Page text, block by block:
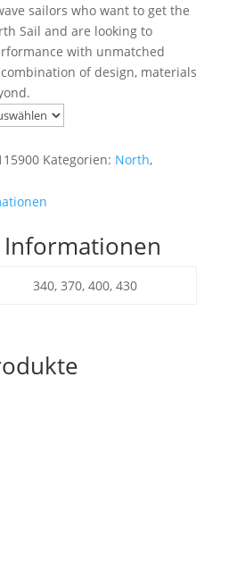
sailors who want to get the
Sail and are looking to
with unmatched
of design, materials
Kategorien: North,
Informationen
340, 370, 400, 430